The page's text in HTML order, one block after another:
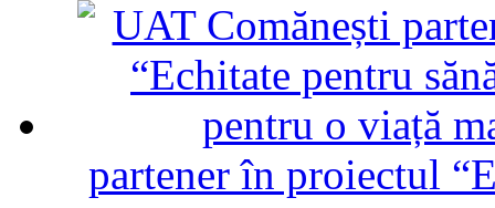
partener în proiectul